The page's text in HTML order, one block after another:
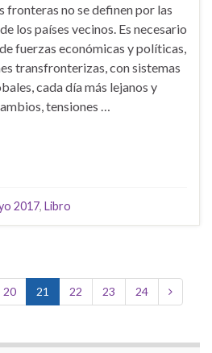
fronteras no se definen por las
los países vecinos. Es necesario
fuerzas económicas y políticas,
transfronterizas, con sistemas
cada día más lejanos y
tensiones …
2017, Libro
20 21 22 23 24